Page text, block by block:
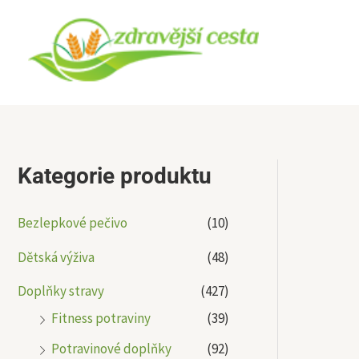
obsah
Kategorie produktu
Bezlepkové pečivo
(10)
Dětská výživa
(48)
Doplňky stravy
(427)
Fitness potraviny
(39)
Potravinové doplňky
(92)